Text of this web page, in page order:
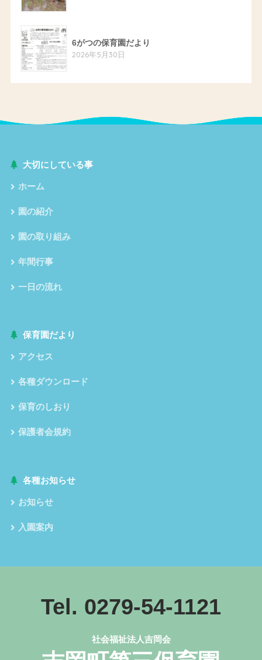
6がつの保育園だより
2026年5月30日
大切にしている事
ホーム
園の紹介
園の取り組み
年間行事
一日の流れ
保育園だより
アクセス
各種ダウンロード
保育のしおり
保護者会規約
各種お知らせ
お知らせ
入園案内
Tel. 0279-54-1121
社会福祉法人吉岡会